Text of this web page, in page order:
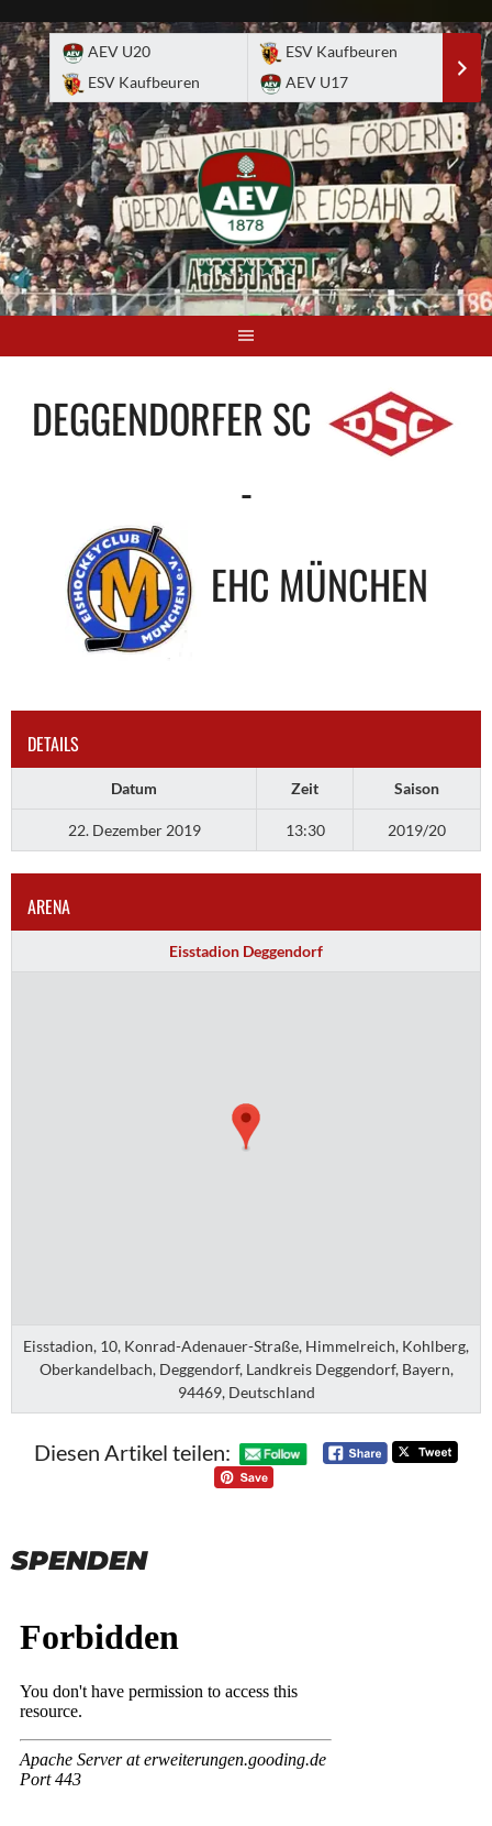
to
content
AEV U20
ESV Kaufbeuren
ESV Kaufbeuren
AEV U17
DEGGENDORFER SC
-
EHC MÜNCHEN
DETAILS
Datum Zeit Saison
22. Dezember 2019 13:30 2019/20
ARENA
Eisstadion Deggendorf
Eisstadion, 10, Konrad-Adenauer-Straße, Himmelreich, Kohlberg,
Oberkandelbach, Deggendorf, Landkreis Deggendorf, Bayern,
94469, Deutschland
Diesen Artikel teilen:
SPENDEN